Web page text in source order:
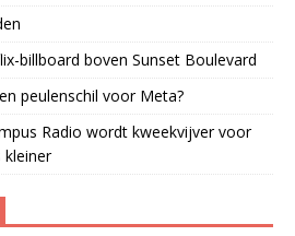
billboard boven Sunset Boulevard
peulenschil voor Meta?
Radio wordt kweekvijver voor
kleiner